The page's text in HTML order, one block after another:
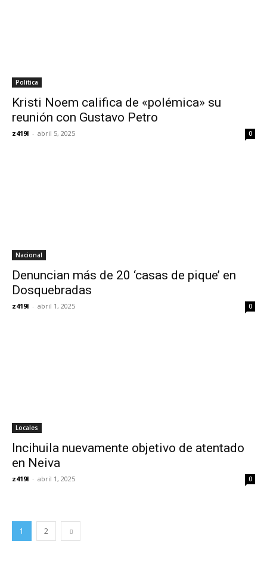
Política
Kristi Noem califica de «polémica» su
reunión con Gustavo Petro
z419l - abril 5, 2025 0
Nacional
Denuncian más de 20 ‘casas de pique’ en
Dosquebradas
z419l - abril 1, 2025 0
Locales
Incihuila nuevamente objetivo de atentado
en Neiva
z419l - abril 1, 2025 0
1 2